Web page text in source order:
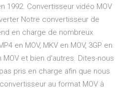
1992. Convertisseur vidéo MOV
Notre convertisseur de
en charge de nombreux
en MOV, MKV en MOV, 3GP en
MOV et bien d'autres. Dites-nous
pris en charge afin que nous
au format MOV à